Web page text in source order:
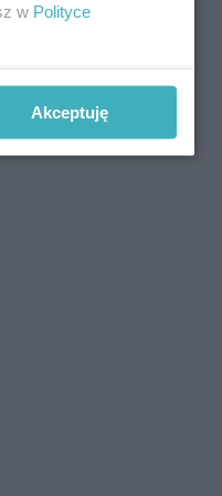
w Polityce
Akceptuję